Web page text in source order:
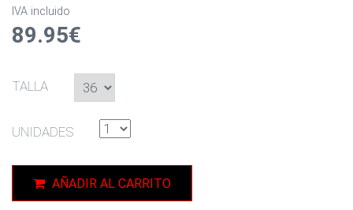
IVA incluido
89.95€
TALLA
UNIDADES
AÑADIR AL CARRITO